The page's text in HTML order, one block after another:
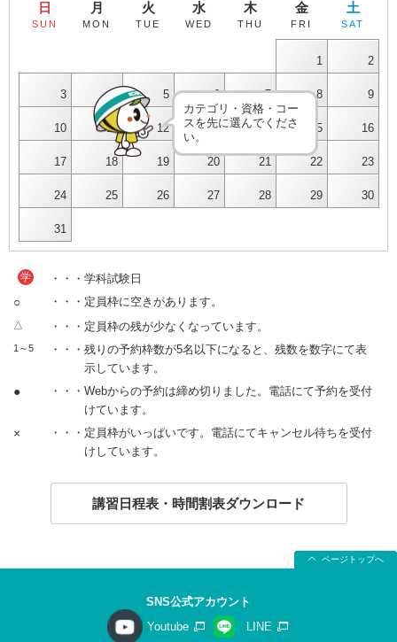
日
SUN
月
MON
火
TUE
水
WED
木
THU
金
FRI
土
SAT
1 2
3 4 5 6 7 8 9
10 11 12 13 14 15 16
17 18 19 20 21 22 23
24 25 26 27 28 29 30
31
カテゴリ・資格・コー
スを先に選んでくださ
い。
学 ・・・学科試験日
○ ・・・定員枠に空きがあります。
△ ・・・定員枠の残が少なくなっています。
1～5
・・・残りの予約枠数が5名以下になると、残数を数字にて表
示しています。
●
・・・Webからの予約は締め切りました。電話にて予約を受付
けています。
×
・・・定員枠がいっぱいです。電話にてキャンセル待ちを受付
けしています。
講習日程表・時間割表ダウンロード
ページトップへ
SNS公式アカウント
Youtube
LINE